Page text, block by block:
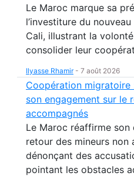
Le Maroc marque sa
l’investiture du
Cali, illustrant la
consolider leur
Ilyasse Rhamir- 7 août 2026
Coopération
son engagement sur le
accompagnés
Le Maroc réaffirme son
retour des mineurs non
dénonçant des
pointant les obstacles